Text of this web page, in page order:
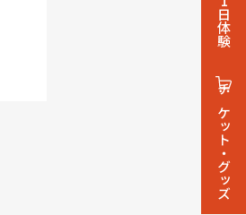
1日体験
チケット・グッズ